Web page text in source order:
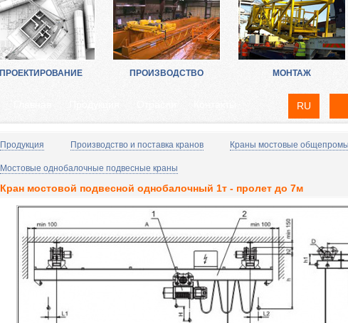
ПРОЕКТИРОВАНИЕ ПРОИЗВОДСТВО МОНТАЖ
RU
Продукция Производство и поставка кранов Краны мостовые
Мостовые однобалочные подвесные краны
Кран мостовой подвесной однобалочный 1т - пролет до 7м